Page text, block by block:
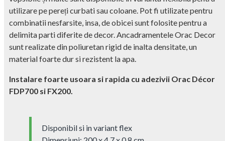
utilizare pe pereți curbati sau coloane. Pot fi utilizate pentru
combinatii nesfarsite, insa, de obicei sunt folosite pentru a
delimita parti diferite de decor. Ancadramentele Orac Decor
sunt realizate din poliuretan rigid de inalta densitate, un
material foarte dur si rezistent la apa.
Instalare foarte usoara si rapida cu adezivii Orac Décor
FDP700 si FX200.
Disponibil si in variant flex